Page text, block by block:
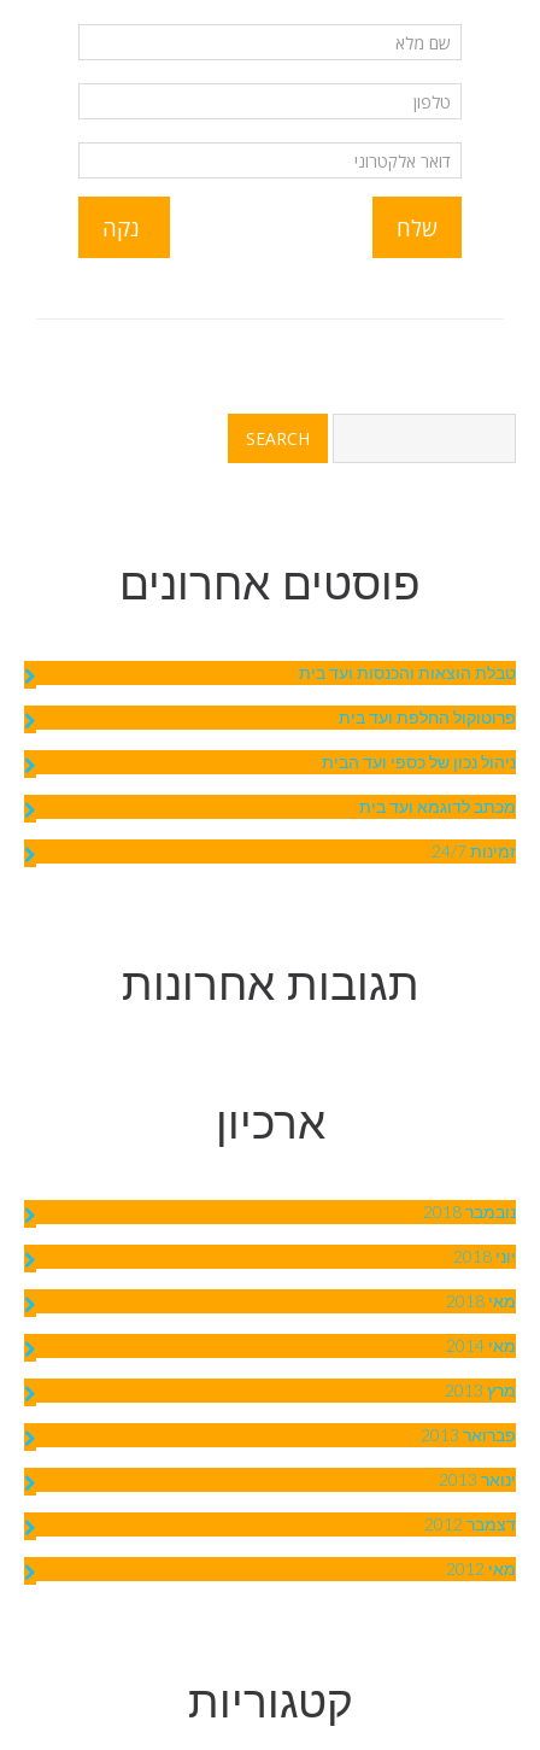
פוסטים אחרונים
טבלת הוצאות והכנסות ועד בית
פרוטוקול החלפת ועד בית
ניהול נכון של כספי ועד הבית
מכתב לדוגמא ועד בית
זמינות 24/7
תגובות אחרונות
ארכיון
נובמבר 2018
יוני 2018
מאי 2018
מאי 2014
מרץ 2013
פברואר 2013
ינואר 2013
דצמבר 2012
מאי 2012
קטגוריות